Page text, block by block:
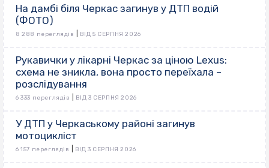
На дамбі біля Черкас загинув у ДТП водій
(ФОТО)
8 288 переглядів ВІД 5 СЕРПНЯ 2026
Рукавички у лікарні Черкас за ціною Lexus:
схема не зникла, вона просто переїхала –
розслідування
6 333 переглядів ВІД 3 СЕРПНЯ 2026
У ДТП у Черкаському районі загинув
мотоцикліст
6 157 переглядів ВІД 3 СЕРПНЯ 2026